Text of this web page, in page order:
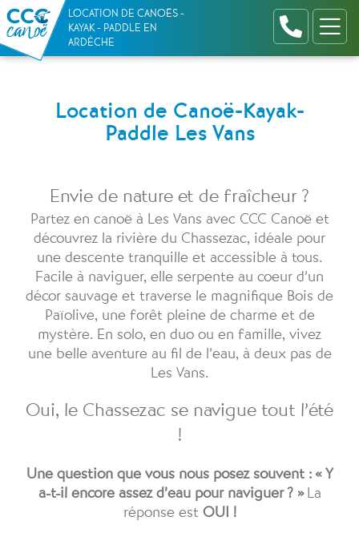
Passer
au
contenu
LOCATION DE CANOËS -
KAYAK - PADDLE EN
ARDÈCHE
Location de Canoë-Kayak-
Paddle Les Vans
Envie de nature et de fraîcheur ?
Partez en canoë à Les Vans avec CCC Canoë et
découvrez la rivière du Chassezac, idéale pour
une descente tranquille et accessible à tous.
Facile à naviguer, elle serpente au coeur d’un
décor sauvage et traverse le magnifique Bois de
Païolive, une forêt pleine de charme et de
mystère. En solo, en duo ou en famille, vivez
une belle aventure au fil de l’eau, à deux pas de
Les Vans.
Oui, le Chassezac se navigue tout l’été
!
Une question que vous nous posez souvent : « Y
a-t-il encore assez d’eau pour naviguer ? »La
réponse est OUI !
Panneau de gestion des cookies